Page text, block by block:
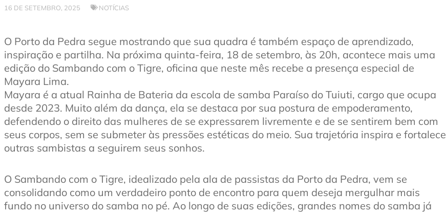
16 DE SETEMBRO, 2025 NOTÍCIAS
O Porto da Pedra segue mostrando que sua quadra é também espaço de aprendizado,
inspiração e partilha. Na próxima quinta-feira, 18 de setembro, às 20h, acontece mais uma
edição do Sambando com o Tigre, oficina que neste mês recebe a presença especial de
Mayara Lima.
Mayara é a atual Rainha de Bateria da escola de samba Paraíso do Tuiuti, cargo que ocupa
desde 2023. Muito além da dança, ela se destaca por sua postura de empoderamento,
defendendo o direito das mulheres de se expressarem livremente e de se sentirem bem com
seus corpos, sem se submeter às pressões estéticas do meio. Sua trajetória inspira e fortalece
outras sambistas a seguirem seus sonhos.
O Sambando com o Tigre, idealizado pela ala de passistas da Porto da Pedra, vem se
consolidando como um verdadeiro ponto de encontro para quem deseja mergulhar mais
fundo no universo do samba no pé. Ao longo de suas edições, grandes nomes do samba já